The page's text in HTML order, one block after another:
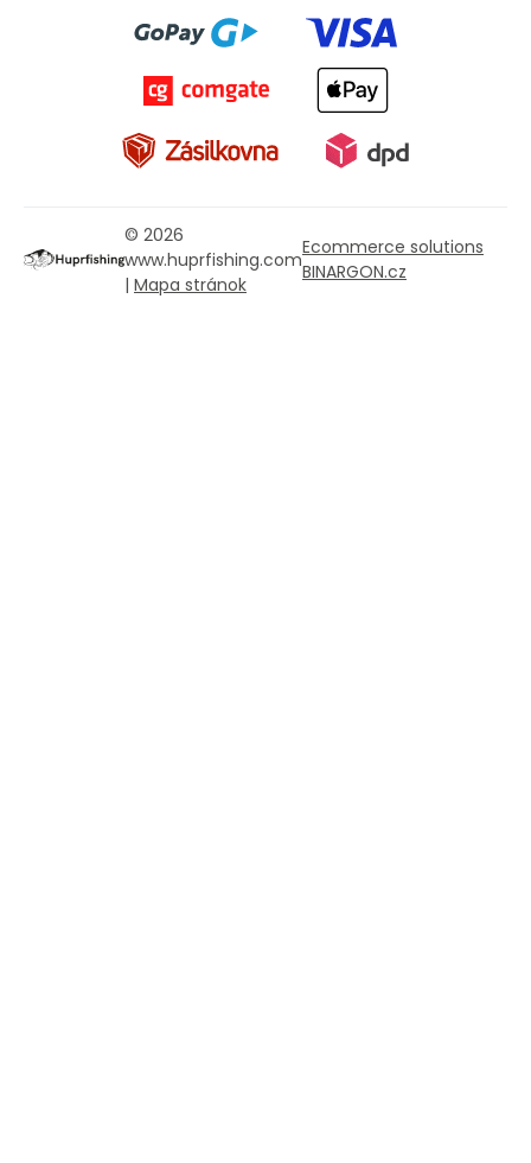
© 2026
www.huprfishing.com
| Mapa stránok
Ecommerce solutions
BINARGON.cz